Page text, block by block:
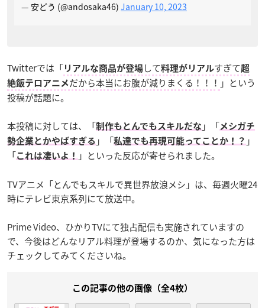
— 安どう (@andosaka46) January 10, 2023
Twitterでは「 リアルな商品が登場 して料理がリアルすぎて超
絶飯テロアニメだから本当にお腹が減りまくる！！！ 」という
投稿が話題に。
本投稿に対しては、「制作もとんでもスキルだな 」「メシガチ
勢企業とかやばすぎる 」「私達でも再現可能ってことか！？ 」
「これは凄いよ！ 」といった反応が寄せられました。
TVアニメ「とんでもスキルで異世界放浪メシ」は、毎週火曜24
時にテレビ東京系列にて放送中。
Prime Video、ひかりTVにて独占配信も実施されていますの
で、今後はどんなリアル料理が登場するのか、気になった方は
チェックしてみてくださいね。
この記事の他の画像（全4枚）